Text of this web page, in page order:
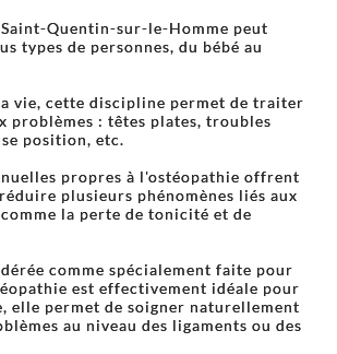
Quentin-sur-le-Homme peut
types de personnes, du bébé au
vie, cette discipline permet de traiter
problèmes : têtes plates, troubles
position, etc.
propres à l'ostéopathie offrent
plusieurs phénomènes liés aux
la perte de tonicité et de
comme spécialement faite pour
est effectivement idéale pour
elle permet de soigner naturellement
au niveau des ligaments ou des